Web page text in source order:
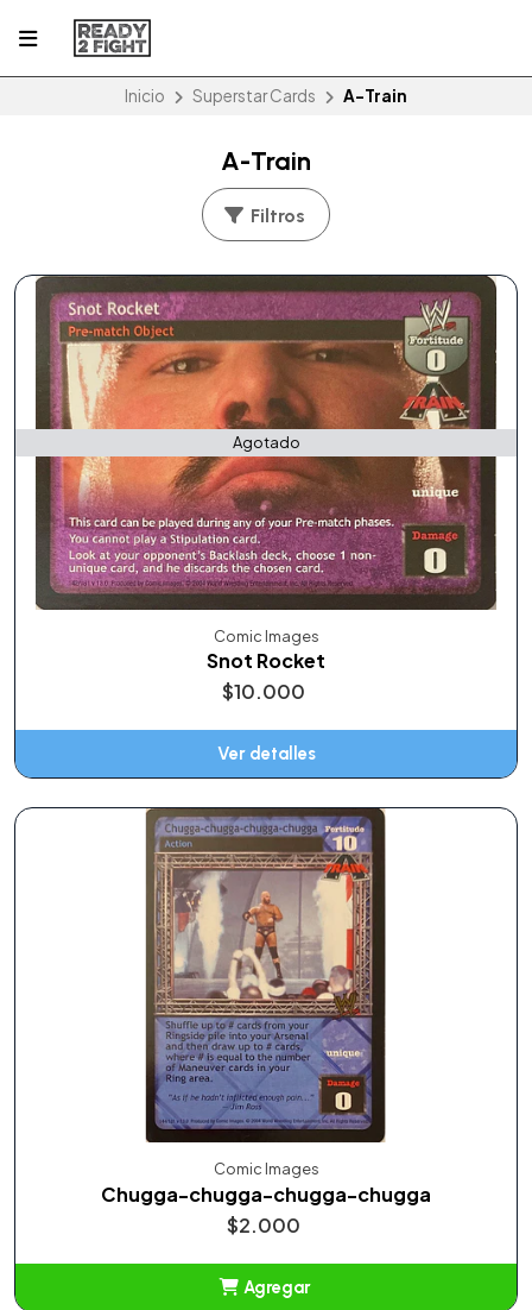
Inicio Superstar Cards A-Train
A-Train
Filtros
Agotado
Comic Images
Snot Rocket
$10.000
Ver detalles
Comic Images
Chugga-chugga-chugga-chugga
$2.000
Agregar